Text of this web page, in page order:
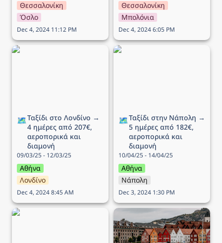
Θεσσαλονίκη
Όσλο
Dec 4, 2024 11:12 PM
Θεσσαλονίκη
Μπολόνια
Dec 4, 2024 6:05 PM
Ταξίδι στο Λονδίνο → 4
🗺️Ταξίδι στο Λονδίνο →
4 ημέρες από 207€,
αεροπορικά και
διαμονή
09/03/25 - 12/03/25
Αθήνα
Λονδίνο
Dec 4, 2024 8:45 AM
Ταξίδι στην Νάπολη → 5
🗺️Ταξίδι στην Νάπολη →
5 ημέρες από 182€,
αεροπορικά και
διαμονή
10/04/25 - 14/04/25
Αθήνα
Νάπολη
Dec 3, 2024 1:30 PM
Ταξίδι στο Ντουμπρόβνικ
Ταξίδι στo Μπέργκεν → 6
ημέρες από 336€,
αεροπορικά και διαμονή